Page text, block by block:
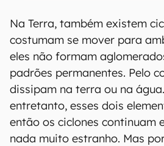
Na Terra, também existem
costumam se mover para
eles não formam
padrões permanentes. Pelo
dissipam na terra ou na
entretanto, esses dois
então os ciclones continuam
nada muito estranho. Mas